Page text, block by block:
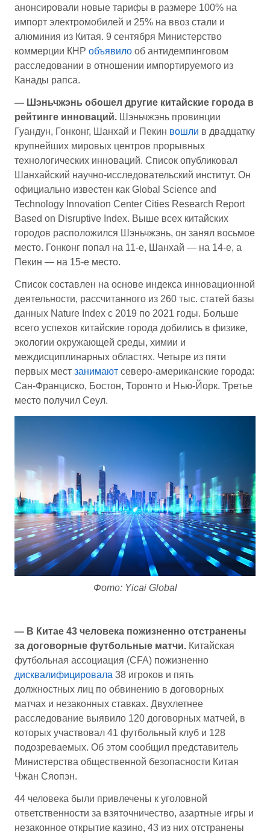
анонсировали новые тарифы в размере 100% на
импорт электромобилей и 25% на ввоз стали и
алюминия из Китая. 9 сентября Министерство
коммерции КНР объявило об антидемпинговом
расследовании в отношении импортируемого из
Канады рапса.
— Шэньчжэнь обошел другие китайские города в
рейтинге инноваций. Шэньчжэнь провинции
Гуандун, Гонконг, Шанхай и Пекин вошли в двадцатку
крупнейших мировых центров прорывных
технологических инноваций. Список опубликовал
Шанхайский научно-исследовательский институт. Он
официально известен как Global Science and
Technology Innovation Center Cities Research Report
Based on Disruptive Index. Выше всех китайских
городов расположился Шэньчжэнь, он занял восьмое
место. Гонконг попал на 11-е, Шанхай — на 14-е, а
Пекин — на 15-е место.
Список составлен на основе индекса инновационной
деятельности, рассчитанного из 260 тыс. статей базы
данных Nature Index с 2019 по 2021 годы. Больше
всего успехов китайские города добились в физике,
экологии окружающей среды, химии и
междисциплинарных областях. Четыре из пяти
первых мест занимают северо-американские города:
Сан-Франциско, Бостон, Торонто и Нью-Йорк. Третье
место получил Сеул.
Фото: Yicai Global
— В Китае 43 человека пожизненно отстранены
за договорные футбольные матчи. Китайская
футбольная ассоциация (CFA) пожизненно
дисквалифицировала 38 игроков и пять
должностных лиц по обвинению в договорных
матчах и незаконных ставках. Двухлетнее
расследование выявило 120 договорных матчей, в
которых участвовал 41 футбольный клуб и 128
подозреваемых. Об этом сообщил представитель
Министерства общественной безопасности Китая
Чжан Сяопэн.
44 человека были привлечены к уголовной
ответственности за взяточничество, азартные игры и
незаконное открытие казино, 43 из них отстранены